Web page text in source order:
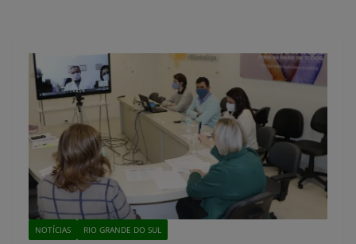
NOTÍCIAS RIO GRANDE DO SUL